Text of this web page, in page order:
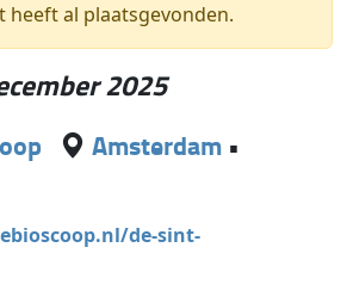
heeft al plaatsgevonden.
2025
Amsterdam •
de-sint-